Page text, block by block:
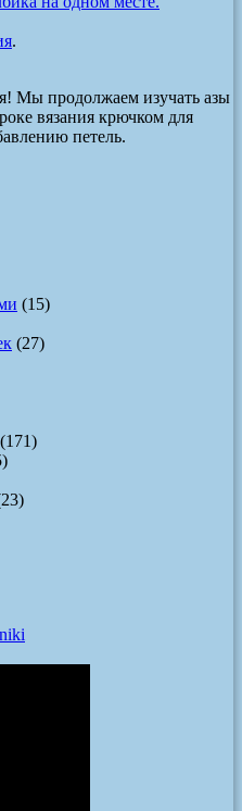
.
Мы продолжаем изучать азы
вязания крючком для
петель.
(15)
(27)
(171)